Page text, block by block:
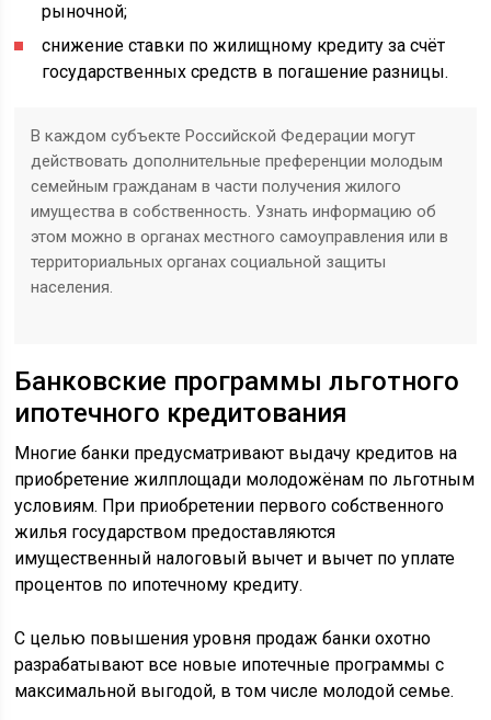
рыночной;
снижение ставки по жилищному кредиту за счёт
государственных средств в погашение разницы.
В каждом субъекте Российской Федерации могут
действовать дополнительные преференции молодым
семейным гражданам в части получения жилого
имущества в собственность. Узнать информацию об
этом можно в органах местного самоуправления или в
территориальных органах социальной защиты
населения.
Банковские программы льготного
ипотечного кредитования
Многие банки предусматривают выдачу кредитов на
приобретение жилплощади молодожёнам по льготным
условиям. При приобретении первого собственного
жилья государством предоставляются
имущественный налоговый вычет и вычет по уплате
процентов по ипотечному кредиту.
С целью повышения уровня продаж банки охотно
разрабатывают все новые ипотечные программы с
максимальной выгодой, в том числе молодой семье.